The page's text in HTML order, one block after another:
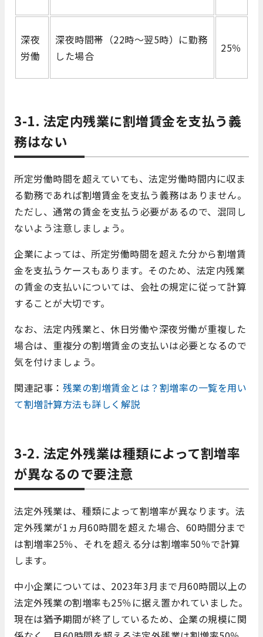
深夜
労働
深夜時間帯（22時～翌5時）に勤務
した場合
25％
3-1. 法定内残業に割増賃金を支払う義
務はない
所定労働時間を超えていても、法定労働時間内に収ま
る勤務であれば割増賃金を支払う義務はありません。
ただし、通常の賃金を支払う必要があるので、混同し
ないよう注意しましょう。
企業によっては、所定労働時間を超えた分から割増賃
金を支払うケースもあります。そのため、法定内残業
の賃金の支払いについては、会社の規定に従って計算
することが大切です。
なお、法定内残業と、休日労働や深夜労働が重複した
場合は、重複分の割増賃金の支払いは必要となるので
気を付けましょう。
関連記事： 残業の割増賃金とは？割増率の一覧を用い
て割増計算方法も詳しく解説
3-2. 法定外残業は種類によって割増率
が異なるので要注意
法定外残業は、種類によって割増率が異なります。法
定外残業が1ヵ月60時間を超えた場合、60時間分まで
は割増率25％、それを超える分は割増率50％で計算
します。
中小企業については、2023年3月まで月60時間以上の
法定外残業の割増率も25％に据え置かれていました。
現在は猶予期間が終了しているため、企業の規模に関